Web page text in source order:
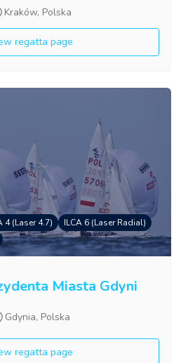
Kraków, Polska
regatta page
4 (Laser 4.7)
ILCA 6 (Laser Radial)
Miasta Gdyni
Gdynia, Polska
regatta page